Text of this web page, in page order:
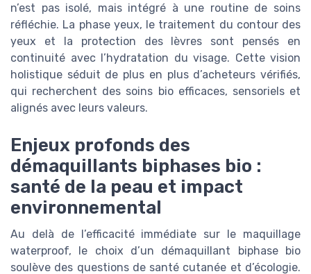
n’est pas isolé, mais intégré à une routine de soins
réfléchie. La phase yeux, le traitement du contour des
yeux et la protection des lèvres sont pensés en
continuité avec l’hydratation du visage. Cette vision
holistique séduit de plus en plus d’acheteurs vérifiés,
qui recherchent des soins bio efficaces, sensoriels et
alignés avec leurs valeurs.
Enjeux profonds des
démaquillants biphases bio :
santé de la peau et impact
environnemental
Au delà de l’efficacité immédiate sur le maquillage
waterproof, le choix d’un démaquillant biphase bio
soulève des questions de santé cutanée et d’écologie.